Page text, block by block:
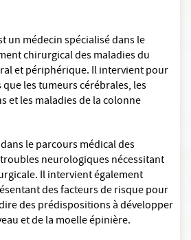
un médecin spécialisé dans le
chirurgical des maladies du
et périphérique. Il intervient pour
les tumeurs cérébrales, les
et les maladies de la colonne
le parcours médical des
neurologiques nécessitant
Il intervient également
des facteurs de risque pour
des prédispositions à développer
et de la moelle épinière.